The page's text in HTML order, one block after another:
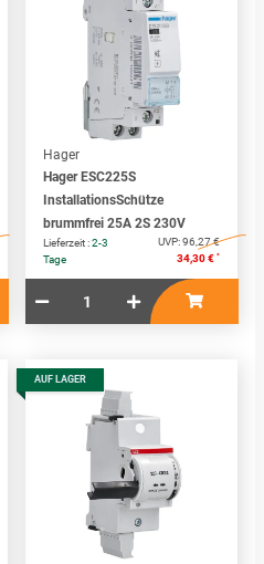
Hager
Hager ESC225S
InstallationsSchütze
brummfrei 25A 2S 230V
Lieferzeit :2-3
Tage
UVP:96,27 €
34,30 € *
AUF LAGER